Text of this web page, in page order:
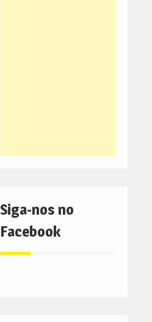
Siga-nos no
Facebook